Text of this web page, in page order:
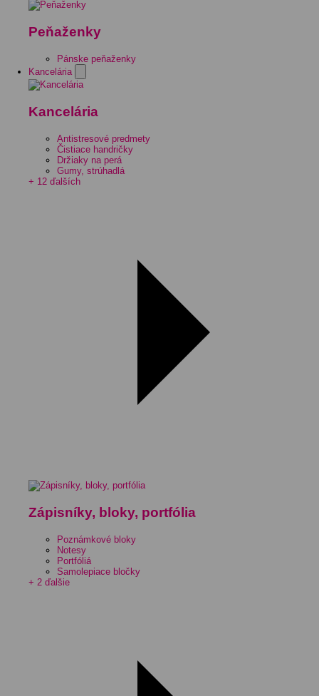
Peňaženky
Pánske peňaženky
Kancelária
Kancelária
Antistresové predmety
Čistiace handričky
Držiaky na perá
Gumy, strúhadlá
+ 12 ďalších
Zápisníky, bloky, portfólia
Poznámkové bloky
Notesy
Portfóliá
Samolepiace bločky
+ 2 ďalšie